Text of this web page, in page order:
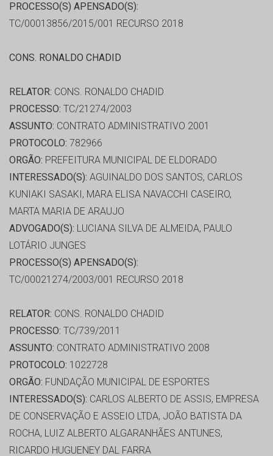
PROCESSO(S) APENSADO(S):
TC/00013856/2015/001 RECURSO 2018
CONS. RONALDO CHADID
RELATOR: CONS. RONALDO CHADID
PROCESSO: TC/21274/2003
ASSUNTO: CONTRATO ADMINISTRATIVO 2001
PROTOCOLO: 782966
ORGÃO: PREFEITURA MUNICIPAL DE ELDORADO
INTERESSADO(S): AGUINALDO DOS SANTOS, CARLOS
KUNIAKI SASAKI, MARA ELISA NAVACCHI CASEIRO,
MARTA MARIA DE ARAUJO
ADVOGADO(S): LUCIANA SILVA DE ALMEIDA, PAULO
LOTÁRIO JUNGES
PROCESSO(S) APENSADO(S):
TC/00021274/2003/001 RECURSO 2018
RELATOR: CONS. RONALDO CHADID
PROCESSO: TC/739/2011
ASSUNTO: CONTRATO ADMINISTRATIVO 2008
PROTOCOLO: 1022728
ORGÃO: FUNDAÇÃO MUNICIPAL DE ESPORTES
INTERESSADO(S): CARLOS ALBERTO DE ASSIS, EMPRESA
DE CONSERVAÇÃO E ASSEIO LTDA, JOÃO BATISTA DA
ROCHA, LUIZ ALBERTO ALGARANHÃES ANTUNES,
RICARDO HUGUENEY DAL FARRA